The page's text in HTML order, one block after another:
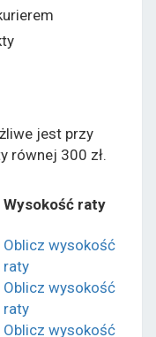
jest przy
równej 300 zł.
Wysokość raty
Oblicz wysokość
raty
Oblicz wysokość
raty
Oblicz wysokość